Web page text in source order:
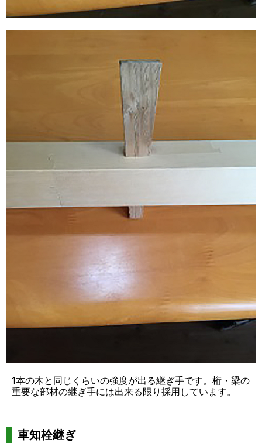
1本の木と同じくらいの強度が出る継ぎ手です。桁・梁の
重要な部材の継ぎ手には出来る限り採用しています。
車知栓継ぎ